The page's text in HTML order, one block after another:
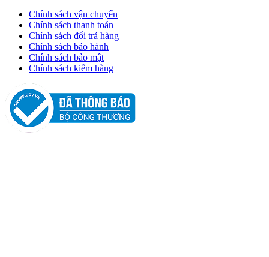
Chính sách vận chuyển
Chính sách thanh toán
Chính sách đổi trả hàng
Chính sách bảo hành
Chính sách bảo mật
Chính sách kiểm hàng